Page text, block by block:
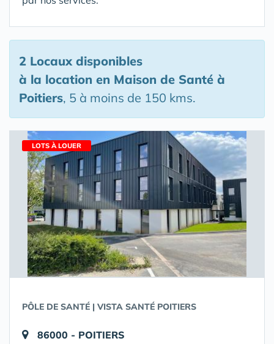
2 Locaux disponibles
à la location en Maison de Santé à
Poitiers, 5 à moins de 150 kms.
LOTS À LOUER
PÔLE DE SANTÉ | VISTA SANTÉ POITIERS
86000 - POITIERS